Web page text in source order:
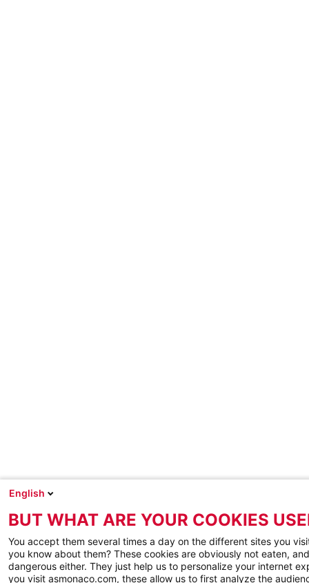
English
BUT WHAT ARE YOUR COOKIES
You accept them several times a day on the different sites you
you know about them? These cookies are obviously not eaten,
dangerous either. They just help us to personalize your internet
you visit asmonaco.com, these allow us to first analyze the